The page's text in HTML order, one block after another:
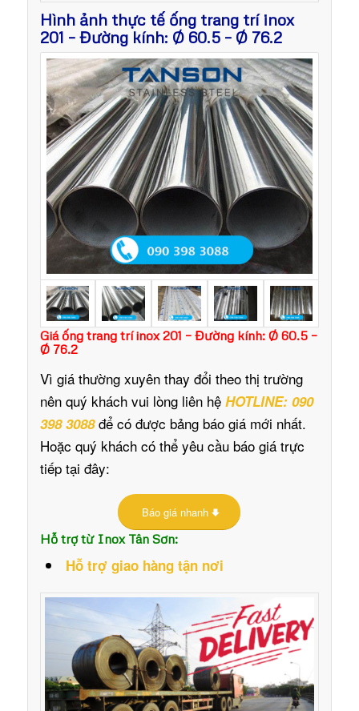
Hình ảnh thực tế ống trang trí inox
201 – Đường kính: Ø 60.5 – Ø 76.2
Giá ống trang trí inox 201 – Đường kính: Ø 60.5 –
Ø 76.2
Vì giá thường xuyên thay đổi theo thị trường
nên quý khách vui lòng liên hệ HOTLINE: 090
398 3088để có được bảng báo giá mới nhất.
Hoặc quý khách có thể yêu cầu báo giá trực
tiếp tại đây:
Báo giá nhanh
Hỗ trợ từ Inox Tân Sơn:
Hỗ trợ giao hàng tận nơi